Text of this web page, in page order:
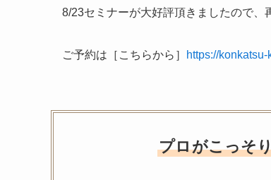
8/23セミナーが大好評頂きましたので、
ご予約は［こちらから］ https://
プロがこっそ